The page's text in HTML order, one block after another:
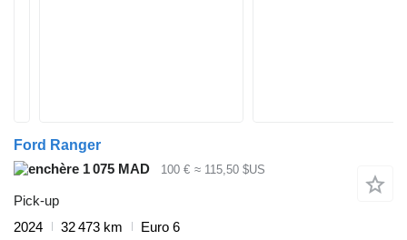
Ford Ranger
1 075 MAD
100 € ≈ 115,50 $US
Pick-up
2024
32 473 km
Euro 6